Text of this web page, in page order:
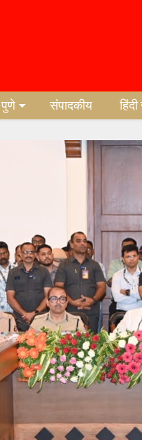
पुणे संपादकीय